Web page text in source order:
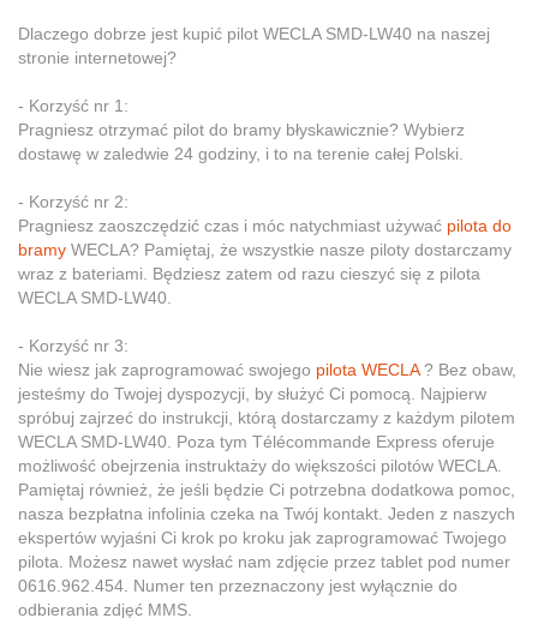
Dlaczego dobrze jest kupić pilot WECLA SMD-LW40 na naszej
stronie internetowej?
- Korzyść nr 1:
Pragniesz otrzymać pilot do bramy błyskawicznie? Wybierz
dostawę w zaledwie 24 godziny, i to na terenie całej Polski.
- Korzyść nr 2:
Pragniesz zaoszczędzić czas i móc natychmiast używać pilota do
bramy WECLA? Pamiętaj, że wszystkie nasze piloty dostarczamy
wraz z bateriami. Będziesz zatem od razu cieszyć się z pilota
WECLA SMD-LW40.
- Korzyść nr 3:
Nie wiesz jak zaprogramować swojego pilota WECLA? Bez obaw,
jesteśmy do Twojej dyspozycji, by służyć Ci pomocą. Najpierw
spróbuj zajrzeć do instrukcji, którą dostarczamy z każdym pilotem
WECLA SMD-LW40. Poza tym Télécommande Express oferuje
możliwość obejrzenia instruktaży do większości pilotów WECLA.
Pamiętaj również, że jeśli będzie Ci potrzebna dodatkowa pomoc,
nasza bezpłatna infolinia czeka na Twój kontakt. Jeden z naszych
ekspertów wyjaśni Ci krok po kroku jak zaprogramować Twojego
pilota. Możesz nawet wysłać nam zdjęcie przez tablet pod numer
0616.962.454. Numer ten przeznaczony jest wyłącznie do
odbierania zdjęć MMS.